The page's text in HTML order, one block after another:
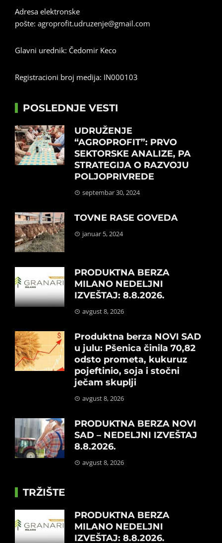
Adresa elektronske
pošte: agroprofit.udruzenje@gmail.com
Glavni urednik: Čedomir Keco
Registracioni broj medija: IN000103
POSLEDNJE VESTI
UDRUŽENJE
“AGROPROFIT”: PRVO
SEKTORSKE ANALIZE, PA
STRATEGIJA O RAZVOJU
POLJOPRIVREDE
septembar 30, 2024
TOVNE RASE GOVEDA
januar 5, 2024
PRODUKTNA BERZA
MILANO NEDELJNI
IZVEŠTAJ: 8.8.2026.
avgust 8, 2026
Produktna berza NOVI SAD
u julu: Pšenica činila 70,82
odsto prometa, kukuruz
pojeftinio, soja i stočni
ječam skuplji
avgust 8, 2026
PRODUKTNA BERZA NOVI
SAD – NEDELJNI IZVEŠTAJ
8.8.2026.
avgust 8, 2026
TRŽIŠTE
PRODUKTNA BERZA
MILANO NEDELJNI
IZVEŠTAJ: 8.8.2026.